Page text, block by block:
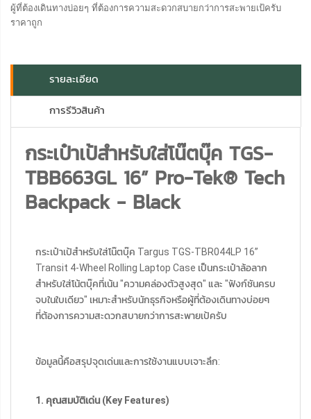
ผู้ที่ต้องเดินทางบ่อยๆ ที่ต้องการความสะดวกสบายกว่าการสะพายเป้ครับ
ราคาถูก
รายละเอียด
การรีวิวสินค้า
กระเป๋าเป้สำหรับใส่โน๊ตบุ๊ค TGS-
TBB663GL 16” Pro-Tek® Tech
Backpack - Black
กระเป๋าเป้สำหรับใส่โน๊ตบุ๊ค Targus TGS-TBR044LP 16”
Transit 4-Wheel Rolling Laptop Case เป็นกระเป๋าล้อลาก
สำหรับใส่โน้ตบุ๊คที่เน้น "ความคล่องตัวสูงสุด" และ "ฟังก์ชันครบ
จบในใบเดียว" เหมาะสำหรับนักธุรกิจหรือผู้ที่ต้องเดินทางบ่อยๆ
ที่ต้องการความสะดวกสบายกว่าการสะพายเป้ครับ
ข้อมูลนี้คือสรุปจุดเด่นและการใช้งานแบบเจาะลึก:
1. คุณสมบัติเด่น (Key Features)